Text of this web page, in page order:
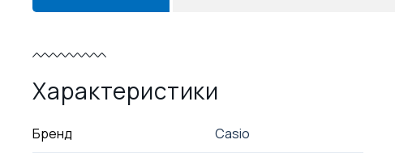
Характеристики
Бренд Casio